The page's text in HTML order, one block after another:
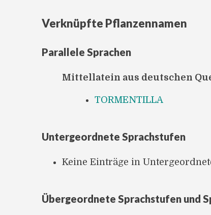
Verknüpfte Pflanzennamen
Parallele Sprachen
Mittellatein aus deutschen
TORMENTILLA
Untergeordnete Sprachstufen
Keine Einträge in
Übergeordnete Sprachstufen und